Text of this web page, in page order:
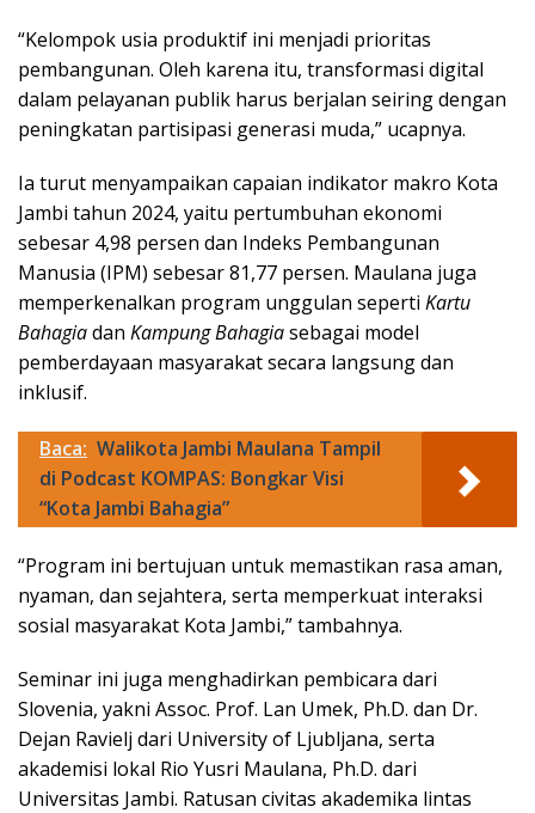
“Kelompok usia produktif ini menjadi prioritas
pembangunan. Oleh karena itu, transformasi digital
dalam pelayanan publik harus berjalan seiring dengan
peningkatan partisipasi generasi muda,” ucapnya.
Ia turut menyampaikan capaian indikator makro Kota
Jambi tahun 2024, yaitu pertumbuhan ekonomi
sebesar 4,98 persen dan Indeks Pembangunan
Manusia (IPM) sebesar 81,77 persen. Maulana juga
memperkenalkan program unggulan seperti Kartu
Bahagiadan Kampung Bahagiasebagai model
pemberdayaan masyarakat secara langsung dan
inklusif.
Baca: Walikota Jambi Maulana Tampil
di Podcast KOMPAS: Bongkar Visi
“Kota Jambi Bahagia”
“Program ini bertujuan untuk memastikan rasa aman,
nyaman, dan sejahtera, serta memperkuat interaksi
sosial masyarakat Kota Jambi,” tambahnya.
Seminar ini juga menghadirkan pembicara dari
Slovenia, yakni Assoc. Prof. Lan Umek, Ph.D. dan Dr.
Dejan Ravielj dari University of Ljubljana, serta
akademisi lokal Rio Yusri Maulana, Ph.D. dari
Universitas Jambi. Ratusan civitas akademika lintas